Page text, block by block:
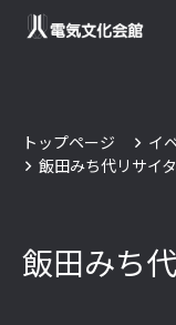
トップページ
イ
飯田みち代リサイ
飯田みち